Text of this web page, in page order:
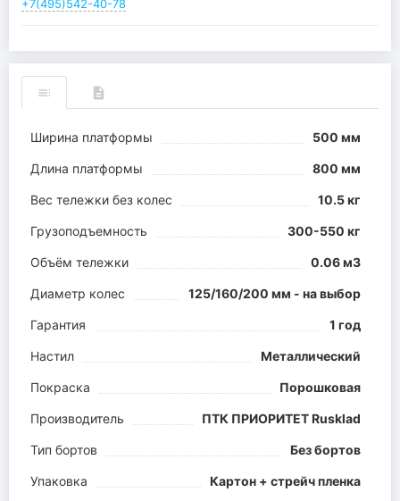
+7(495)542-40-78
Ширина платформы 500 мм
Длина платформы 800 мм
Вес тележки без колес 10.5 кг
Грузоподъемность 300-550 кг
Объём тележки 0.06 м3
Диаметр колес 125/160/200 мм - на выбор
Гарантия 1 год
Настил Металлический
Покраска Порошковая
Производитель ПТК ПРИОРИТЕТ Rusklad
Тип бортов Без бортов
Упаковка Картон + стрейч пленка